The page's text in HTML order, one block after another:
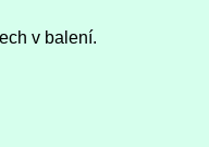
v balení.